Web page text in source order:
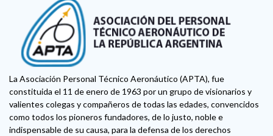
La Asociación Personal Técnico Aeronáutico (APTA), fue
constituida el 11 de enero de 1963 por un grupo de visionarios y
valientes colegas y compañeros de todas las edades, convencidos
como todos los pioneros fundadores, de lo justo, noble e
indispensable de su causa, para la defensa de los derechos